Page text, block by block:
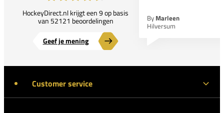
HockeyDirect.nl krijgt een 9 op basis
van 52121 beoordelingen
Geef je mening
By Marleen
Hilversum
Customer service